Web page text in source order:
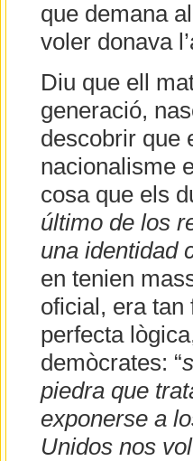
que demana
voler donava
Diu que ell
generació,
descobrir que
nacionalisme
cosa que els
último de los
una identidad
en tenien
oficial, era tan
perfecta
demòcrates: “
piedra que
exponerse a
Unidos nos